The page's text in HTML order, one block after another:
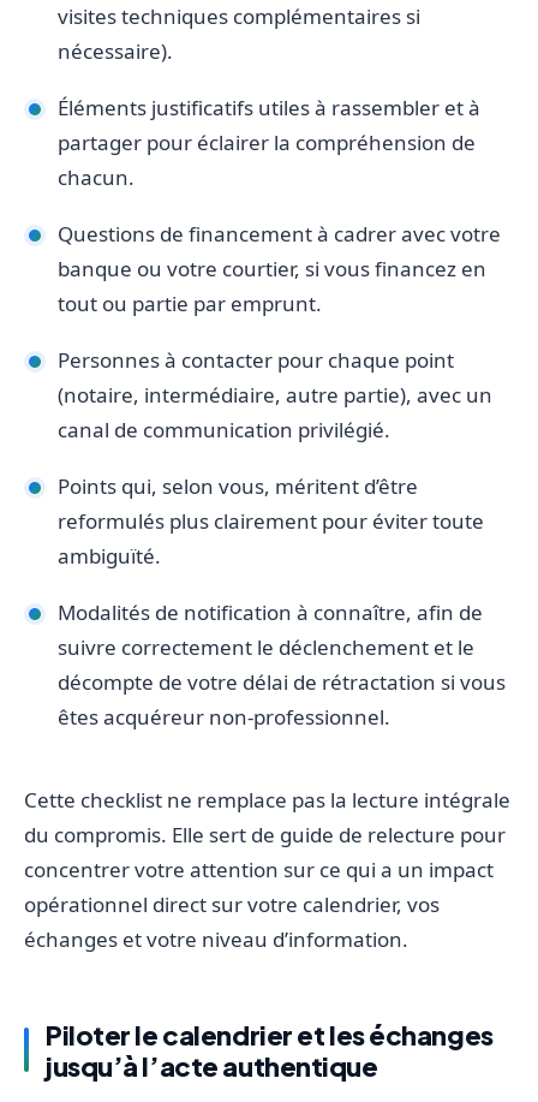
visites techniques complémentaires si
nécessaire).
Éléments justificatifs utiles à rassembler et à
partager pour éclairer la compréhension de
chacun.
Questions de financement à cadrer avec votre
banque ou votre courtier, si vous financez en
tout ou partie par emprunt.
Personnes à contacter pour chaque point
(notaire, intermédiaire, autre partie), avec un
canal de communication privilégié.
Points qui, selon vous, méritent d’être
reformulés plus clairement pour éviter toute
ambiguïté.
Modalités de notification à connaître, afin de
suivre correctement le déclenchement et le
décompte de votre délai de rétractation si vous
êtes acquéreur non-professionnel.
Cette checklist ne remplace pas la lecture intégrale
du compromis. Elle sert de guide de relecture pour
concentrer votre attention sur ce qui a un impact
opérationnel direct sur votre calendrier, vos
échanges et votre niveau d’information.
Piloter le calendrier et les échanges
jusqu’à l’acte authentique